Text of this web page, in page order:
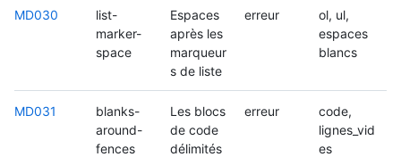
MD030
list-
marker-
space
Espaces
après les
marqueur
s de liste
erreur
ol, ul,
espaces
blancs
MD031
blanks-
around-
fences
Les blocs
de code
délimités
erreur
code,
lignes_vid
es